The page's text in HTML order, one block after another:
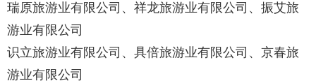
瑞原旅游业有限公司、祥龙旅游业有限公司、振艾旅
游业有限公司
识立旅游业有限公司、具倍旅游业有限公司、京春旅
游业有限公司